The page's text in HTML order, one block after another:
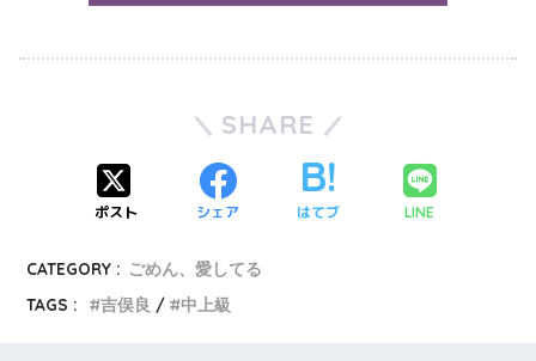
SHARE
ポスト シェア はてブ LINE
CATEGORY : ごめん、愛してる
TAGS :
吉俣良 中上級